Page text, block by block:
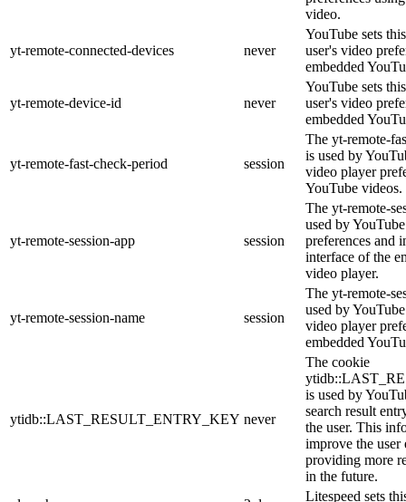
video.
yt-remote-connected-devices never
YouTube sets
user's video
embedded
yt-remote-device-id never
YouTube sets
user's video
embedded
yt-remote-fast-check-period session
The yt-remote-
is used by
video player
YouTube videos.
yt-remote-session-app session
The yt-remote-
used by
preferences and
interface of the
video player.
yt-remote-session-name session
The yt-remote-
used by
video player
embedded
ytidb::LAST_RESULT_ENTRY_KEY never
The cookie
is used by
search result
the user. This
improve the user
providing more
in the future.
Litespeed sets